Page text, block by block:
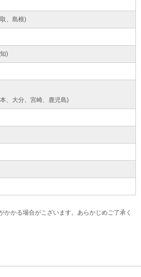
、島根)
)
、大分、宮崎、鹿児島)
かかる場合がこざいます。あらかじめご了承く